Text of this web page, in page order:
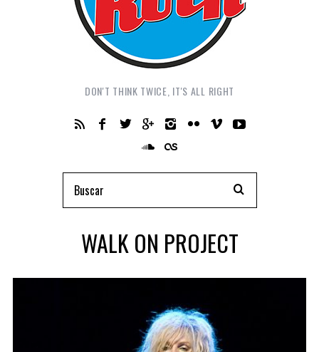
DON'T THINK TWICE, IT'S ALL RIGHT
WALK ON PROJECT